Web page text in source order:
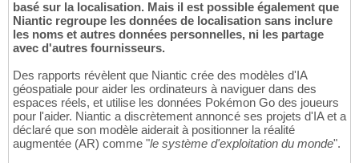
basé sur la localisation. Mais il est possible également que
Niantic regroupe les données de localisation sans inclure
les noms et autres données personnelles, ni les partage
avec d'autres fournisseurs.
Des rapports révèlent que Niantic crée des modèles d'IA
géospatiale pour aider les ordinateurs à naviguer dans des
espaces réels, et utilise les données Pokémon Go des joueurs
pour l'aider. Niantic a discrètement annoncé ses projets d'IA et a
déclaré que son modèle aiderait à positionner la réalité
augmentée (AR) comme "le système d'exploitation du monde".